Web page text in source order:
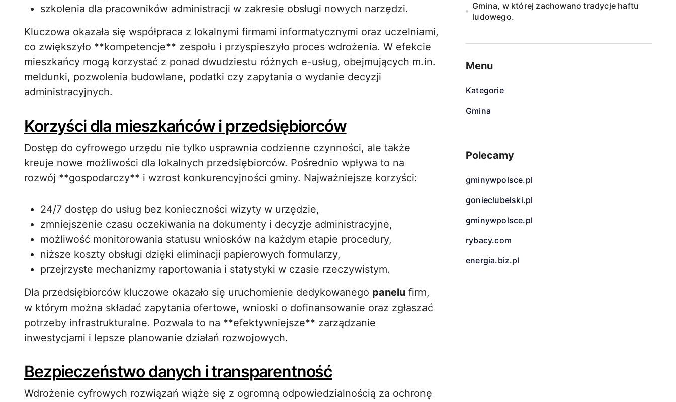
szkolenia dla pracowników administracji w zakresie obsługi nowych narzędzi.
Kluczowa okazała się współpraca z lokalnymi firmami informatycznymi oraz uczelniami,
co zwiększyło **kompetencje** zespołu i przyspieszyło proces wdrożenia. W efekcie
mieszkańcy mogą korzystać z ponad dwudziestu różnych e-usług, obejmujących m.in.
meldunki, pozwolenia budowlane, podatki czy zapytania o wydanie decyzji
administracyjnych.
Korzyści dla mieszkańców i przedsiębiorców
Dostęp do cyfrowego urzędu nie tylko usprawnia codzienne czynności, ale także
kreuje nowe możliwości dla lokalnych przedsiębiorców. Pośrednio wpływa to na
rozwój **gospodarczy** i wzrost konkurencyjności gminy. Najważniejsze korzyści:
24/7 dostęp do usług bez konieczności wizyty w urzędzie,
zmniejszenie czasu oczekiwania na dokumenty i decyzje administracyjne,
możliwość monitorowania statusu wniosków na każdym etapie procedury,
niższe koszty obsługi dzięki eliminacji papierowych formularzy,
przejrzyste mechanizmy raportowania i statystyki w czasie rzeczywistym.
Dla przedsiębiorców kluczowe okazało się uruchomienie dedykowanego panelu firm,
w którym można składać zapytania ofertowe, wnioski o dofinansowanie oraz zgłaszać
potrzeby infrastrukturalne. Pozwala to na **efektywniejsze** zarządzanie
inwestycjami i lepsze planowanie działań rozwojowych.
Bezpieczeństwo danych i transparentność
Wdrożenie cyfrowych rozwiązań wiąże się z ogromną odpowiedzialnością za ochronę
Gmina, w której zachowano tradycje haftu
ludowego.
Menu
Kategorie
Gmina
Polecamy
gminywpolsce.pl
gonieclubelski.pl
gminywpolsce.pl
rybacy.com
energia.biz.pl